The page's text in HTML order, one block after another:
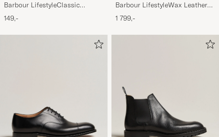
Barbour LifestyleClassic
Thornproof Dressing
149,-
Barbour LifestyleWax Leather
Briefcase Olive
1 799,-